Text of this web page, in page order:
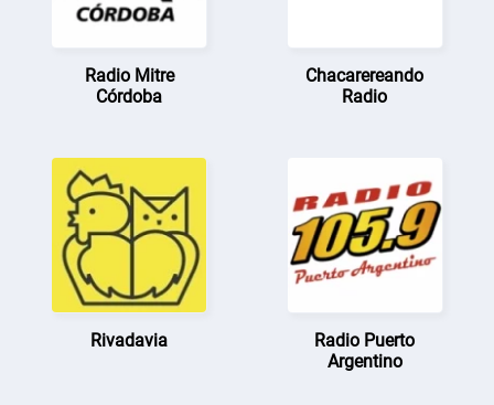
Radio Mitre
Córdoba
Chacarereando
Radio
Rivadavia
Radio Puerto
Argentino